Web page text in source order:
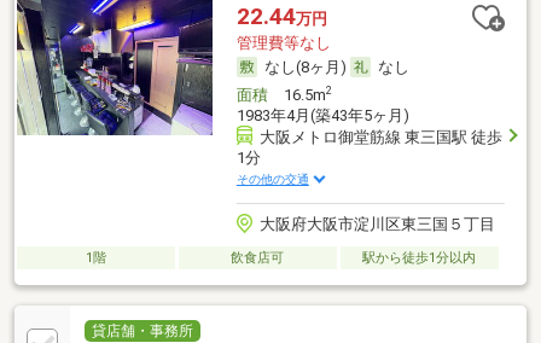
22.44万円
管理費等なし
なし(8ヶ月)
なし
面積16.5m2
1983年4月(築43年5ヶ月)
大阪メトロ御堂筋線 東三国駅 徒歩
1分
その他の交通
大阪府大阪市淀川区東三国５丁目
1階 飲食店可 駅から徒歩1分以内
貸店舗・事務所